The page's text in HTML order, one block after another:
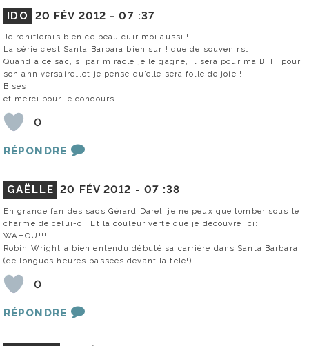
IDO 20 FÉV 2012 -07 :37
Je reniflerais bien ce beau cuir moi aussi !
La série c’est Santa Barbara bien sur ! que de souvenirs…
Quand à ce sac, si par miracle je le gagne, il sera pour ma BFF, pour
son anniversaire….et je pense qu’elle sera folle de joie !
Bises
et merci pour le concours
0
RÉPONDRE
GAËLLE 20 FÉV 2012 - 07 :38
En grande fan des sacs Gérard Darel, je ne peux que tomber sous le
charme de celui-ci. Et la couleur verte que je découvre ici:
WAHOU!!!!
Robin Wright a bien entendu débuté sa carrière dans Santa Barbara
(de longues heures passées devant la télé!)
0
RÉPONDRE